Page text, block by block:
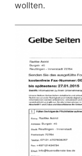
wollten.